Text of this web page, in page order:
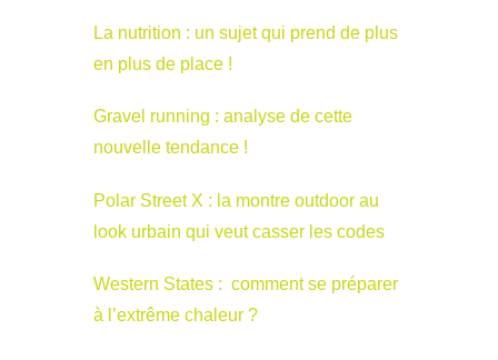
La nutrition : un sujet qui prend de plus
en plus de place !
Gravel running : analyse de cette
nouvelle tendance !
Polar Street X : la montre outdoor au
look urbain qui veut casser les codes
Western States : comment se préparer
à l’extrême chaleur ?